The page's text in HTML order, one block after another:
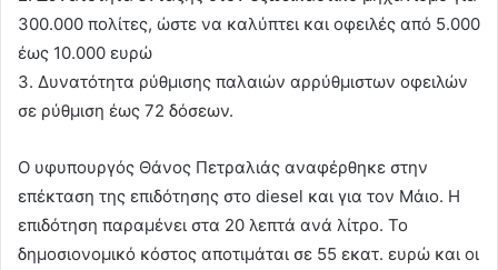
300.000 πολίτες, ώστε να καλύπτει και οφειλές από 5.000
έως 10.000 ευρώ
3. Δυνατότητα ρύθμισης παλαιών αρρύθμιστων οφειλών
σε ρύθμιση έως 72 δόσεων.
Ο υφυπουργός Θάνος Πετραλιάς αναφέρθηκε στην
επέκταση της επιδότησης στο diesel και για τον Μάιο. Η
επιδότηση παραμένει στα 20 λεπτά ανά λίτρο. Το
δημοσιονομικό κόστος αποτιμάται σε 55 εκατ. ευρώ και οι